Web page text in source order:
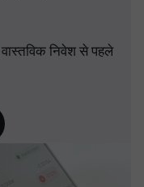
निवेश से पहले